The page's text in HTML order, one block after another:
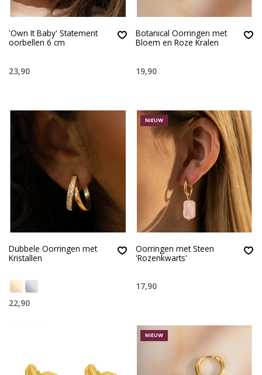
'Own It Baby' Statement
oorbellen 6 cm
23,90
Botanical Oorringen met
Bloem en Roze Kralen
19,90
Dubbele Oorringen met
Kristallen
22,90
NIEUW
Oorringen met Steen
'Rozenkwarts'
17,90
NIEUW